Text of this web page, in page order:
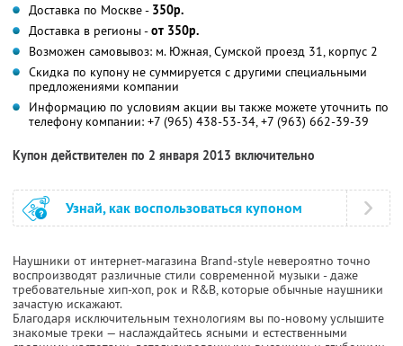
Доставка по Москве - 350р.
Доставка в регионы -от 350р.
Возможен самовывоз: м. Южная, Сумской проезд 31, корпус 2
Скидка по купону не суммируется с другими специальными
предложениями компании
Информацию по условиям акции вы также можете уточнить по
телефону компании: +7 (965) 438-53-34, +7 (963) 662-39-39
Купон действителен по 2 января 2013 включительно
Узнай, как воспользоваться купоном
Наушники от интернет-магазина Brand-style невероятно точно
воспроизводят различные стили современной музыки - даже
требовательные хип-хоп, рок и R&B, которые обычные наушники
зачастую искажают.
Благодаря исключительным технологиям вы по-новому услышите
знакомые треки — наслаждайтесь ясными и естественными